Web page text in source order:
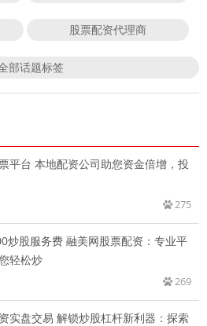
股票配资代理商
部话题标签
平台 本地配资公司助您资金倍增，投
275
炒股服务费 融美网股票配资：专业平
轻松炒
269
实盘交易 解锁炒股杠杆新利器：探索